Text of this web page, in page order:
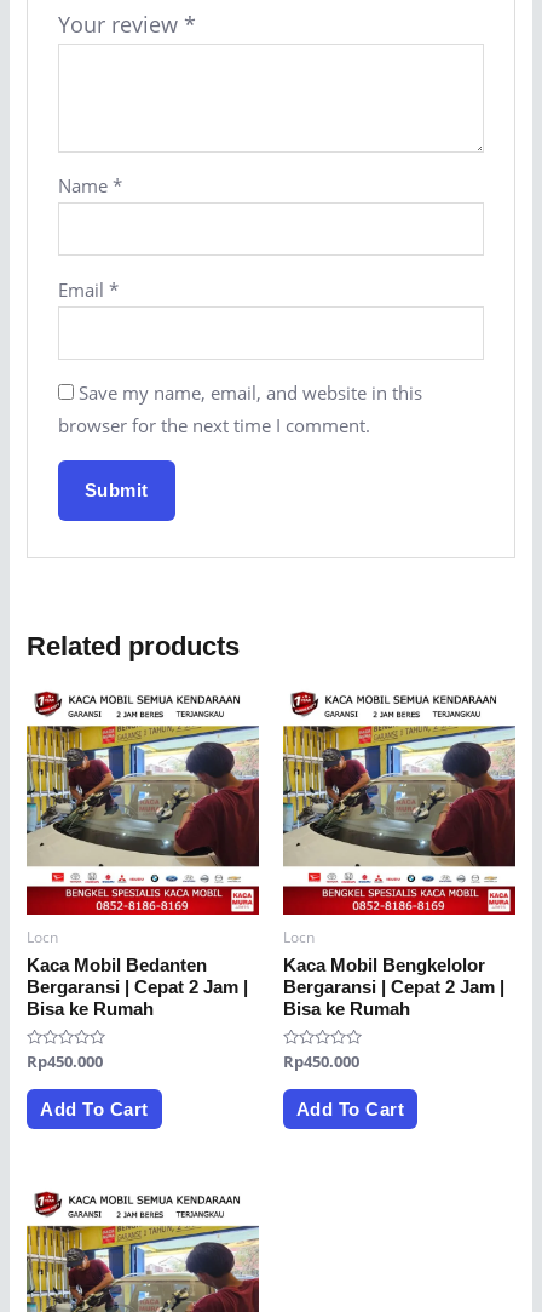
Your review *
Name *
Email *
Save my name, email, and website in this
browser for the next time I comment.
Related products
Locn
Kaca Mobil Bedanten
Bergaransi | Cepat 2 Jam |
Bisa ke Rumah
Rated
out
Rp450.000
Add To Cart
Locn
Kaca Mobil Bengkelolor
Bergaransi | Cepat 2 Jam |
Bisa ke Rumah
Rated
out
Rp450.000
Add To Cart